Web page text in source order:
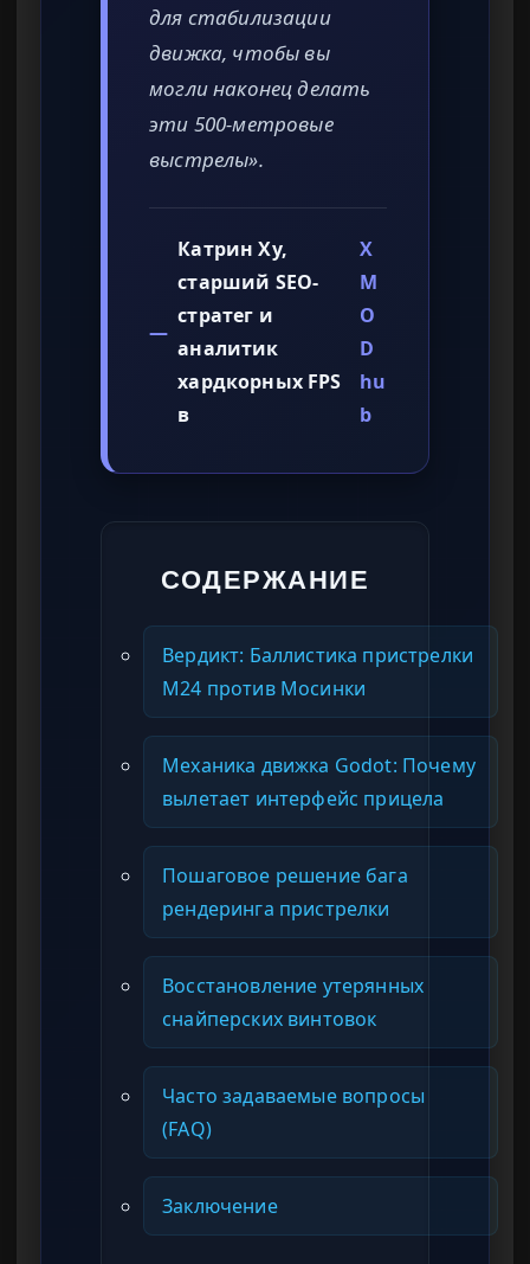
для стабилизации
движка, чтобы вы
могли наконец делать
эти 500-метровые
выстрелы».
—
Катрин Ху,
старший SEO-
стратег и
аналитик
хардкорных FPS
в
X
M
O
D
hu
b
СОДЕРЖАНИЕ
Вердикт: Баллистика пристрелки
M24 против Мосинки
Механика движка Godot: Почему
вылетает интерфейс прицела
Пошаговое решение бага
рендеринга пристрелки
Восстановление утерянных
снайперских винтовок
Часто задаваемые вопросы
(FAQ)
Заключение